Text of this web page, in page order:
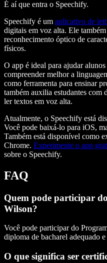
É aí que entra o Speechify.
Speechify é um aplicativo de
digitais em voz alta. Ele
reconhecimento óptico de
físicos.
O app é ideal para ajudar
compreender melhor a
como ferramenta para ensinar
também auxilia estudantes com
ler textos em voz alta.
Atualmente, o Speechify está
Você pode baixá-lo para iOS,
Também está disponível como
Chrome. Experimente o app
sobre o Speechify.
FAQ
Quem pode participar
Wilson?
Você pode participar do
diploma de bacharel adequado
O que significa ser